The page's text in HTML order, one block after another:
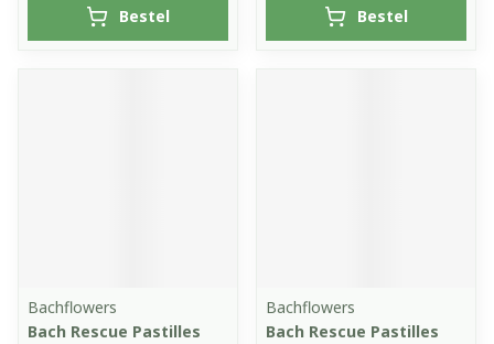
Bestel Bestel
Bachflowers
Bach Rescue Pastilles
Bachflowers
Bach Rescue Pastilles